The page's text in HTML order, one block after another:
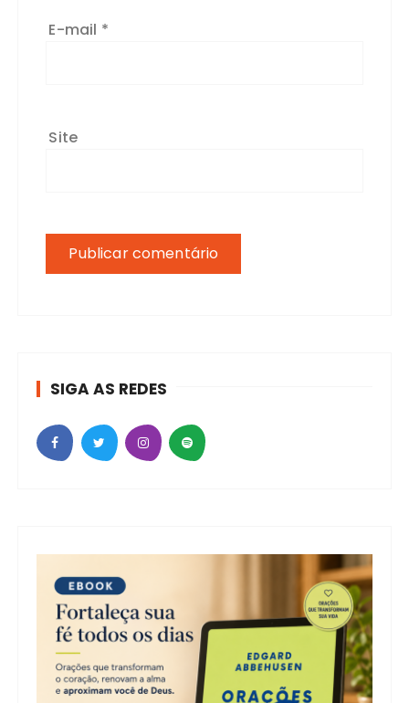
E-mail *
Site
SIGA AS REDES